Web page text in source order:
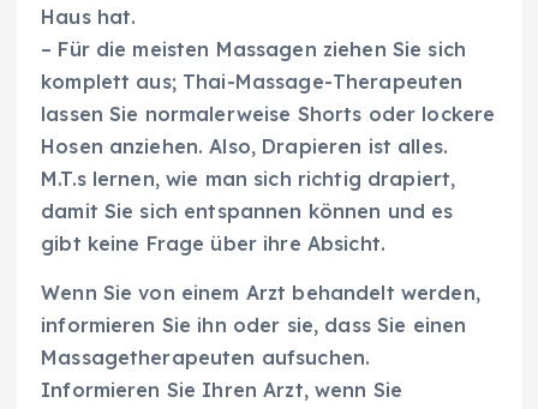
Haus hat.
– Für die meisten Massagen ziehen Sie sich
komplett aus; Thai-Massage-Therapeuten
lassen Sie normalerweise Shorts oder lockere
Hosen anziehen. Also, Drapieren ist alles.
M.T.s lernen, wie man sich richtig drapiert,
damit Sie sich entspannen können und es
gibt keine Frage über ihre Absicht.
Wenn Sie von einem Arzt behandelt werden,
informieren Sie ihn oder sie, dass Sie einen
Massagetherapeuten aufsuchen.
Informieren Sie Ihren Arzt, wenn Sie